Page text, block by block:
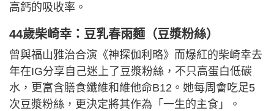
高鈣的吸收率。
44歲柴崎幸：豆乳春雨麵（豆漿粉絲）
曾與福山雅治合演《神探伽利略》而爆紅的柴崎幸去
年在IG分享自己迷上了豆漿粉絲，不只高蛋白低碳
水，更富含膳食纖維和維他命B12。她每周會吃足5
次豆漿粉絲，更決定將其作為「一生的主食」。